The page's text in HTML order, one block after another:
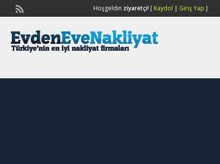
Hoşgeldin ziyaretçi![ Kaydol | Giriş Yap ]